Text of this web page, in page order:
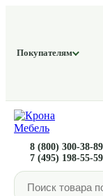
Покупателям
8 (800) 300-38-89
7 (495) 198-55-59